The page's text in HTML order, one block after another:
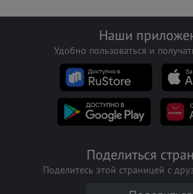
Наши
Удобно пользоваться и
Поделиться
Поделитесь этой страницей с